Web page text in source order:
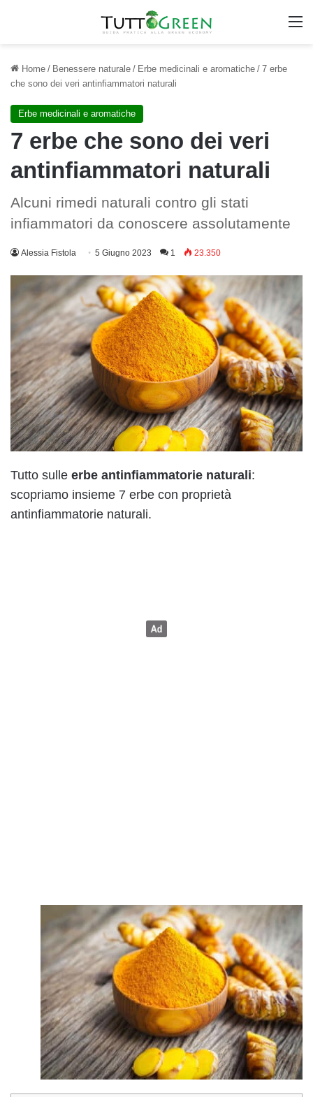
Home / Benessere naturale / Erbe medicinali e aromatiche / 7 erbe
che sono dei veri antinfiammatori naturali
Erbe medicinali e aromatiche
7 erbe che sono dei veri
antinfiammatori naturali
Alcuni rimedi naturali contro gli stati
infiammatori da conoscere assolutamente
Alessia Fistola 5 Giugno 2023 1 23.350
Tutto sulle erbe antinfiammatorie naturali:
scopriamo insieme 7 erbe con proprietà
antinfiammatorie naturali.